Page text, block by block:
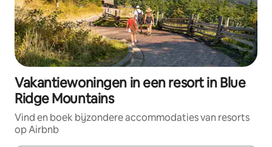
Vakantiewoningen in een resort in Blue
Ridge Mountains
Vind en boek bijzondere accommodaties van resorts
op Airbnb